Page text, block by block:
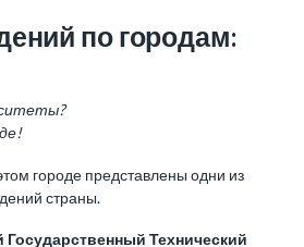
по городам:
городе представлены одни из
страны.
Государственный Технический